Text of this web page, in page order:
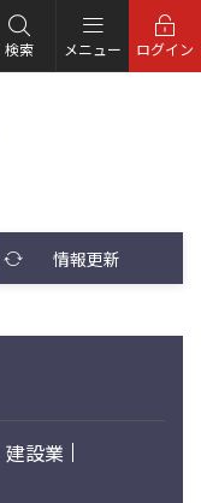
検索 メニュー ログイン
情報更新
建設業